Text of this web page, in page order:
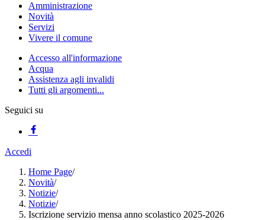
Amministrazione
Novità
Servizi
Vivere il comune
Accesso all'informazione
Acqua
Assistenza agli invalidi
Tutti gli argomenti...
Seguici su
Accedi
Home Page/
Novità/
Notizie/
Notizie/
Iscrizione servizio mensa anno scolastico 2025-2026